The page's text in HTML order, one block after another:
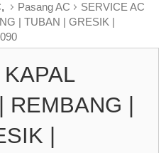
, Pasang AC
SERVICE AC
| TUBAN | GRESIK |
|
|